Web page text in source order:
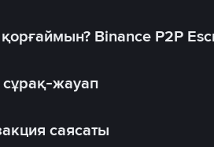
Binance P2P
жауап
саясаты